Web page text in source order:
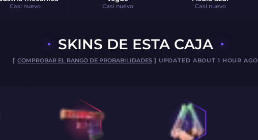
Casi nuevo Casi nuevo Casi nuevo
SKINS DE ESTA CAJA
[ COMPROBAR EL RANGO DE PROBABILIDADES ] UPDATED ABOUT 1 HOUR AGO